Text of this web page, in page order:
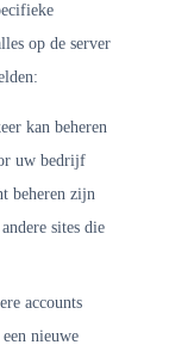
op de server
kan beheren
uw bedrijf
beheren zijn
sites die
accounts
nieuwe